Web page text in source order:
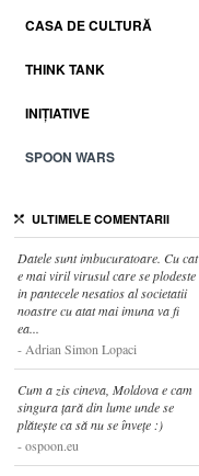
CASA DE CULTURĂ
THINK TANK
INIȚIATIVE
SPOON WARS
ULTIMELE COMENTARII
Datele sunt imbucuratoare. Cu cat
e mai viril virusul care se plodeste
in pantecele nesatios al societatii
noastre cu atat mai imuna va fi
ea...
Adrian Simon Lopaci
Cum a zis cineva, Moldova e cam
singura țară din lume unde se
plătește ca să nu se învețe :)
ospoon.eu